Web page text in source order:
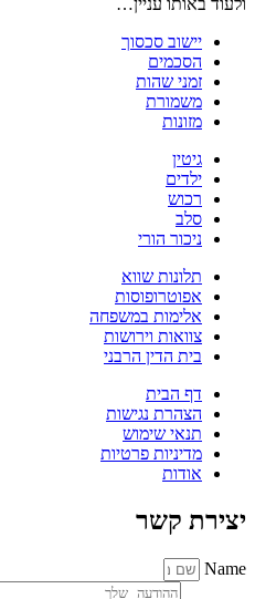
ולעוד באותו עניין…
יישוב סכסוך
הסכמים
זמני שהות
משמורת
מזונות
גיטין
ילדים
רכוש
סלב
ניכור הורי
תלונות שווא
אפוטרופוסות
אלימות במשפחה
צוואות וירושות
בית הדין הרבני
דף הבית
הצהרת נגישות
תנאי שימוש
מדיניות פרטיות
אודות
יצירת קשר
Name